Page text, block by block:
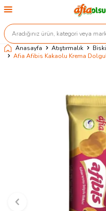
Anasayfa Atıştırmalık
Afia Afibis Kakaolu Krema